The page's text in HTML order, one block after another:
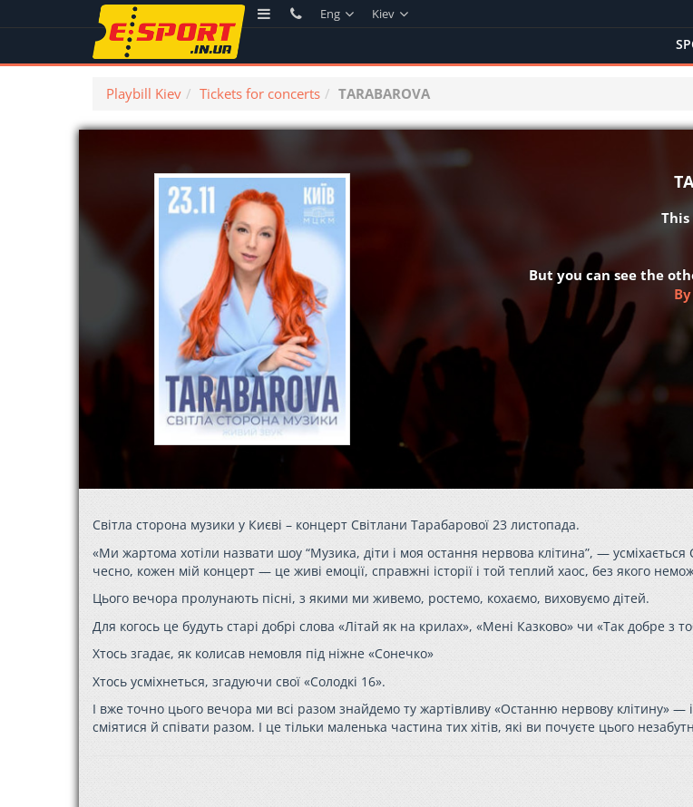
Eng Kiev
Playbill Kiev Tickets for concerts TARABAROVA
But you can see the
Світла сторона музики у Києві – концерт Світлани Тарабарової 23 листопада.
«Ми жартома хотіли назвати шоу “Музика, діти і моя остання нервова клітина”, —
чесно, кожен мій концерт — це живі емоції, справжні історії і той теплий хаос, без якого
Цього вечора пролунають пісні, з якими ми живемо, ростемо, кохаємо, виховуємо дітей.
Для когось це будуть старі добрі слова «Літай як на крилах», «Мені Казково» чи «Так добре з
Хтось згадає, як колисав немовля під ніжне «Сонечко»
Хтось усміхнеться, згадуючи свої «Солодкі 16».
І вже точно цього вечора ми всі разом знайдемо ту жартівливу «Останню нервову клітину» —
сміятися й співати разом. І це тільки маленька частина тих хітів, які ви почуєте цього